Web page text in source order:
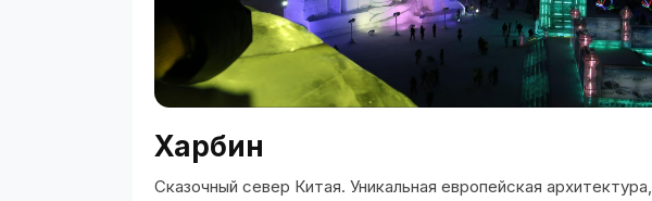
Харбин
Сказочный север Китая. Уникальная европейская архитектура,